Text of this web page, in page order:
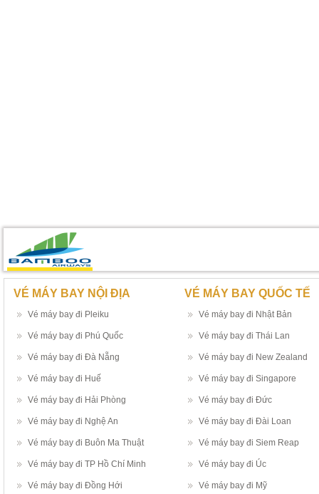
VÉ MÁY BAY NỘI ĐỊA
Vé máy bay đi Pleiku
Vé máy bay đi Phú Quốc
Vé máy bay đi Đà Nẵng
Vé máy bay đi Huế
Vé máy bay đi Hải Phòng
Vé máy bay đi Nghệ An
Vé máy bay đi Buôn Ma Thuật
Vé máy bay đi TP Hồ Chí Minh
Vé máy bay đi Đồng Hới
VÉ MÁY BAY QUỐC TẾ
Vé máy bay đi Nhật Bản
Vé máy bay đi Thái Lan
Vé máy bay đi New Zealand
Vé máy bay đi Singapore
Vé máy bay đi Đức
Vé máy bay đi Đài Loan
Vé máy bay đi Siem Reap
Vé máy bay đi Úc
Vé máy bay đi Mỹ